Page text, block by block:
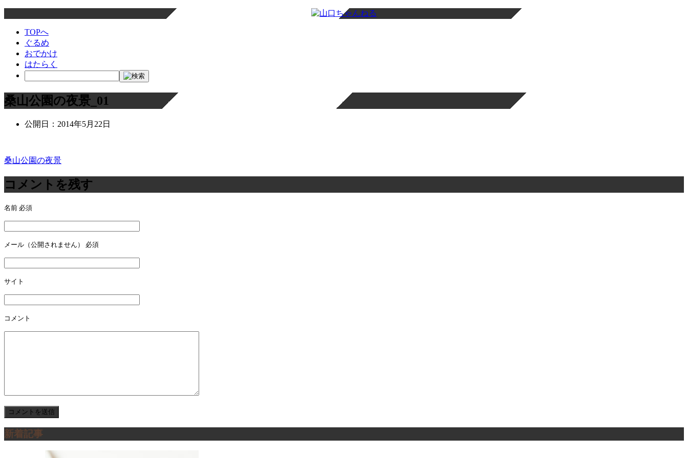
TOPへ
ぐるめ
おでかけ
はたらく
桑山公園の夜景_01
公開日： 2014年5月22日
投
稿
ナ
ビ
ゲ
ー
シ
ョ
ン
桑山公園の夜景
コメントを残す
名前 必須
メール（公開されません） 必須
サイト
コメント
新着記事